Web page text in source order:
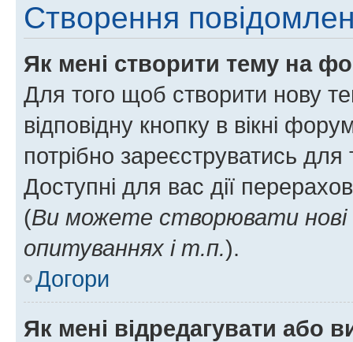
Створення
Як мені створити тему на
Для того щоб створити нову
відповідну кнопку в вікні
потрібно зареєструватись
Доступні для вас дії
(Ви можете створювати
опитуваннях і т.п.).
Догори
Як мені відредагувати або